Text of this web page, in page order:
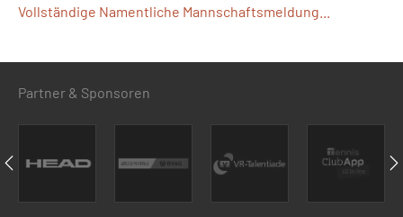
Vollständige Namentliche Mannschaftsmeldung...
Partner & Sponsoren